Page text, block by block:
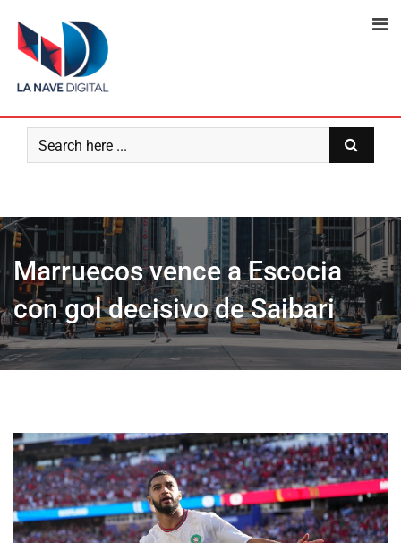
content
Marruecos vence a Escocia
con gol decisivo de Saibari